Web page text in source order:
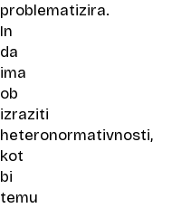
problematizira.
In
da
ima
ob
izraziti
heteronormativnosti,
kot
bi
temu